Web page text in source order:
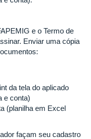
e o Termo de
Enviar uma cópia
da tela do aplicado
e conta)
(planilha em Excel
façam seu cadastro